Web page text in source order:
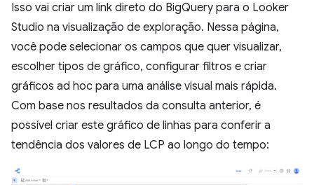
Isso vai criar um link direto do BigQuery para o Looker
Studio na visualização de exploração. Nessa página,
você pode selecionar os campos que quer visualizar,
escolher tipos de gráfico, configurar filtros e criar
gráficos ad hoc para uma análise visual mais rápida.
Com base nos resultados da consulta anterior, é
possível criar este gráfico de linhas para conferir a
tendência dos valores de LCP ao longo do tempo: